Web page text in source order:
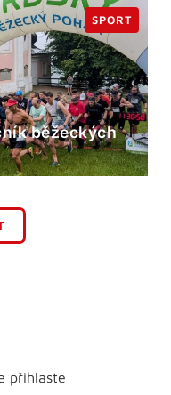
běžeckých
SPORT
přihlaste